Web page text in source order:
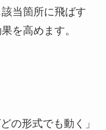
当箇所に飛ばす
を高めます。
の形式でも動く」